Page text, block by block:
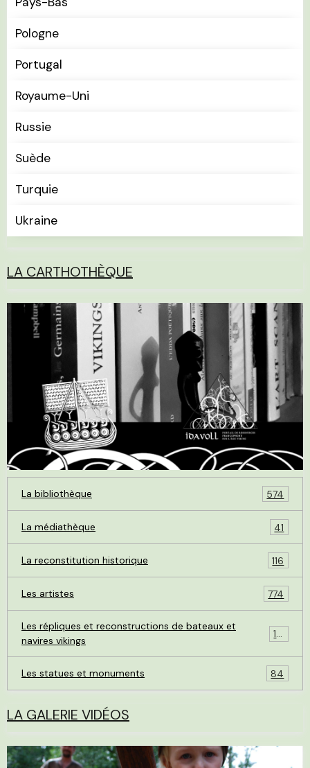
Pologne
Portugal
Royaume-Uni
Russie
Suède
Turquie
Ukraine
LA CARTHOTHÈQUE
La bibliothèque 574
La médiathèque 41
La reconstitution historique 116
Les artistes 774
Les répliques et reconstructions de bateaux et
navires vikings
119
Les statues et monuments 84
LA GALERIE VIDÉOS